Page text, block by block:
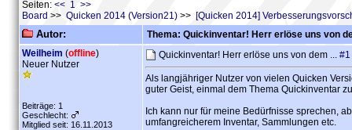
Seiten: << 1 >>
Board >> Quicken 2014 (Version21) >> [Quicken 2014]
Autor:
Thema: Quickinventar! Herr erlöse uns von
Weilheim (offline)
Neuer Nutzer
Beiträge: 1
Geschlecht:
Mitglied seit: 16.11.2013
Quickinventar! Herr erlöse uns von dem ... #1
Als langjähriger Nutzer von vielen Quicken
guter Geist, einmal dem Thema Quickinventar
Ich kann nur für meine Bedürfnisse sprechen,
umfangreicherem Inventar, Sammlungen etc.